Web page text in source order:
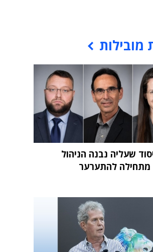
מובילות
שעליה נבנה הניהול
מתחילה להתערער